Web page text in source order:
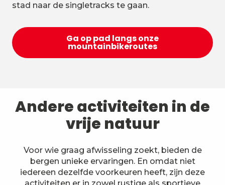
stad naar de singletracks te gaan.
Ga op pad langs onze
mountainbikeroutes
Andere activiteiten in de
vrije natuur
Voor wie graag afwisseling zoekt, bieden de
bergen unieke ervaringen. En omdat niet
iedereen dezelfde voorkeuren heeft, zijn deze